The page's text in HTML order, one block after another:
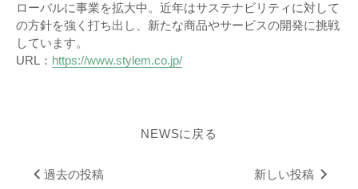
ローバルに事業を拡大中。近年はサステナビリティに対して
の方針を強く打ち出し、新たな商品やサービスの開発に挑戦
しています。
URL： https://www.stylem.co.jp/
NEWSに戻る
過去の投稿 新しい投稿